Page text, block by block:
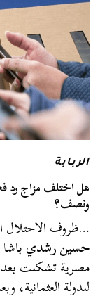
الربابة
هل اختلف مزاج رد
ونصف؟
…ظروف الاحتلال
حسين رشدي
مصرية تشكلت بعد
للدولة العثمانية،